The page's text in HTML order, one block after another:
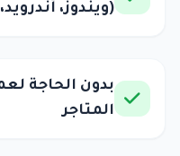
(ويندوز،
بدون الحاجة
المتاجر